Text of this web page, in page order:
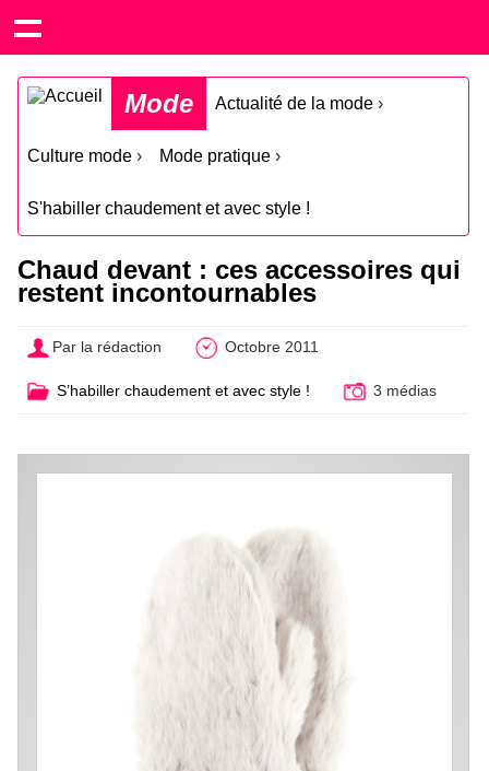
Mode Actualité de la mode ›
Culture mode › Mode pratique ›
S'habiller chaudement et avec style !
Chaud devant : ces accessoires qui
restent incontournables
Par la rédaction Octobre 2011
S’habiller chaudement et avec style ! 3 médias